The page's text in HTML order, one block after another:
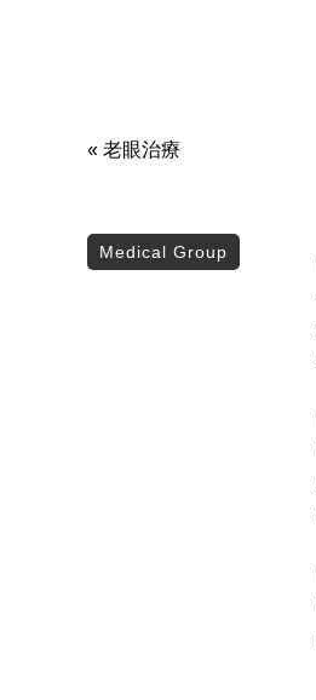
« 老眼治療
Medical Group